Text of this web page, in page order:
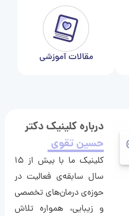
مقالات آموزشی
درباره کلینیک دکتر
حسین تقوی
کلینیک ما با بیش از ۱۵
سال سابقه‌ی فعالیت در
حوزه‌ی درمان‌های تخصصی
و زیبایی، همواره تلاش